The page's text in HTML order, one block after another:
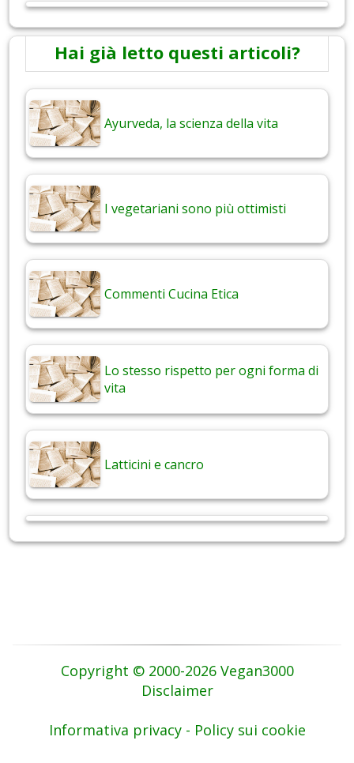
Hai già letto questi articoli?
Ayurveda, la scienza della vita
I vegetariani sono più ottimisti
Commenti Cucina Etica
Lo stesso rispetto per ogni forma di
vita
Latticini e cancro
Copyright © 2000-2026 Vegan3000
Disclaimer
Informativa privacy - Policy sui cookie